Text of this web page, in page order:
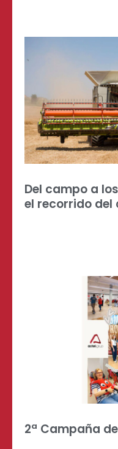
Del campo a
el recorrido del
2ª Campaña